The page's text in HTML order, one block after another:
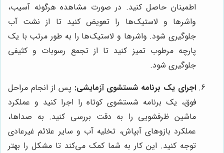
اطمینان حاصل کنید. در صورت مشاهده هرگونه آسیب،
واشرها و لاستیک‌ها را تعویض کنید تا از نشت آب
جلوگیری شود. واشرها و لاستیک‌ها را به طور مرتب با یک
پارچه مرطوب تمیز کنید تا از تجمع رسوبات و کثیفی
جلوگیری شود.
اجرای یک برنامه شستشوی آزمایشی: پس از انجام مراحل
فوق، یک برنامه شستشوی کوتاه را اجرا کنید و عملکرد
ماشین ظرفشویی را به دقت بررسی کنید. به صداها،
عملکرد بازوهای آبپاش، تخلیه آب و سایر علائم غیرعادی
توجه کنید. این کار به شما کمک می‌کند تا مشکل را بهتر